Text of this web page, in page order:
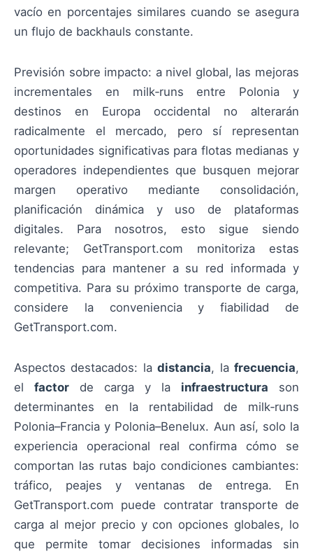
vacío en porcentajes similares cuando se asegura
un flujo de backhauls constante.
Previsión sobre impacto: a nivel global, las mejoras
incrementales en milk‑runs entre Polonia y
destinos en Europa occidental no alterarán
radicalmente el mercado, pero sí representan
oportunidades significativas para flotas medianas y
operadores independientes que busquen mejorar
margen operativo mediante consolidación,
planificación dinámica y uso de plataformas
digitales. Para nosotros, esto sigue siendo
relevante; GetTransport.com monitoriza estas
tendencias para mantener a su red informada y
competitiva. Para su próximo transporte de carga,
considere la conveniencia y fiabilidad de
GetTransport.com.
Aspectos destacados: ladistancia, lafrecuencia,
el factor de carga y la infraestructura son
determinantes en la rentabilidad de milk‑runs
Polonia–Francia y Polonia–Benelux. Aun así, solo la
experiencia operacional real confirma cómo se
comportan las rutas bajo condiciones cambiantes:
tráfico, peajes y ventanas de entrega. En
GetTransport.com puede contratar transporte de
carga al mejor precio y con opciones globales, lo
que permite tomar decisiones informadas sin